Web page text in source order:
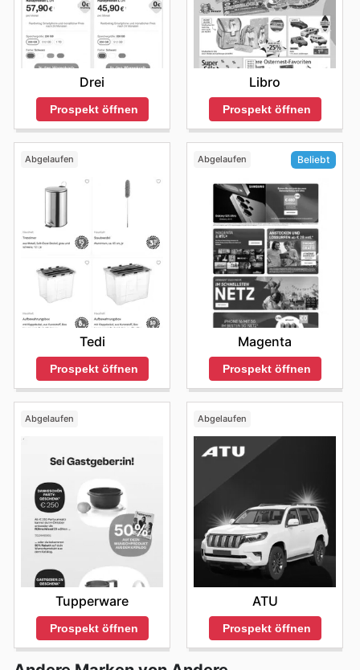
Drei
Prospekt öffnen
Libro
Prospekt öffnen
Abgelaufen
Tedi
Prospekt öffnen
Abgelaufen Beliebt
Magenta
Prospekt öffnen
Abgelaufen
Tupperware
Prospekt öffnen
Abgelaufen
ATU
Prospekt öffnen